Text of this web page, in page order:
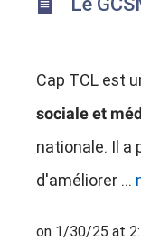
Cap TCL est
sociale et
nationale. Il a
d'améliorer ...
on 1/30/25 at